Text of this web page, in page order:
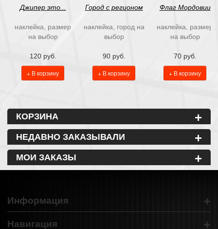
Джипер это...
наклейка, размер
на выбор
120 руб.
+ В корзину
Город с регионом
наклейка, город на
выбор
90 руб.
+ В корзину
Флаг Мордовии
наклейка, размер
на выбор
70 руб.
+ В корзину
КОРЗИНА +
НЕДАВНО ЗАКАЗЫВАЛИ +
МОИ ЗАКАЗЫ +
Информация +
Навигация +